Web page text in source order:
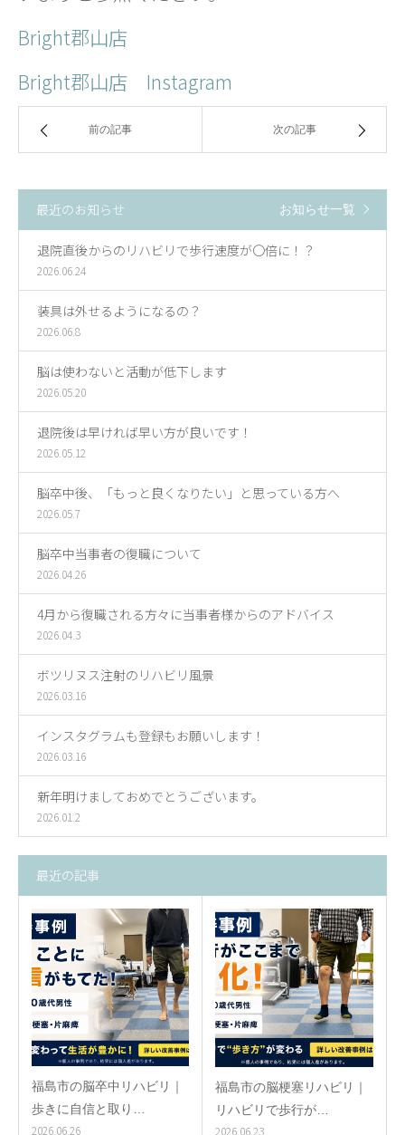
Bright郡山店
Bright郡山店 Instagram
前の記事 次の記事
最近のお知らせ お知らせ一覧
退院直後からのリハビリで歩行速度が〇倍に！？
2026.06.24
装具は外せるようになるの？
2026.06.8
脳は使わないと活動が低下します
2026.05.20
退院後は早ければ早い方が良いです！
2026.05.12
脳卒中後、「もっと良くなりたい」と思っている方へ
2026.05.7
脳卒中当事者の復職について
2026.04.26
4月から復職される方々に当事者様からのアドバイス
2026.04.3
ボツリヌス注射のリハビリ風景
2026.03.16
インスタグラムも登録もお願いします！
2026.03.16
新年明けましておめでとうございます。
2026.01.2
最近の記事
福島市の脳卒中リハビリ｜
歩きに自信と取り…
2026.06.26
福島市の脳梗塞リハビリ｜
リハビリで歩行が…
2026.06.23